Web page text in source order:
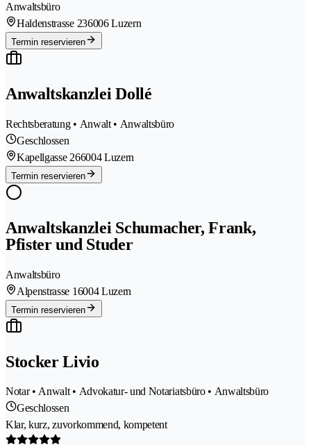
Anwaltsbüro
Haldenstrasse 236006 Luzern
Termin reservieren
Anwaltskanzlei Dollé
Rechtsberatung • Anwalt • Anwaltsbüro
Geschlossen
Kapellgasse 266004 Luzern
Termin reservieren
Anwaltskanzlei Schumacher, Frank,
Pfister und Studer
Anwaltsbüro
Alpenstrasse 16004 Luzern
Termin reservieren
Stocker Livio
Notar • Anwalt • Advokatur- und Notariatsbüro • Anwaltsbüro
Geschlossen
Klar, kurz, zuvorkommend, kompetent